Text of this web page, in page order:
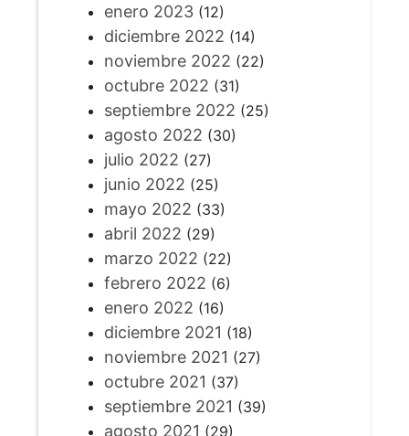
enero 2023(12)
diciembre 2022 (14)
noviembre 2022 (22)
octubre 2022 (31)
septiembre 2022 (25)
agosto 2022 (30)
julio 2022 (27)
junio 2022 (25)
mayo 2022 (33)
abril 2022 (29)
marzo 2022 (22)
febrero 2022 (6)
enero 2022 (16)
diciembre 2021 (18)
noviembre 2021 (27)
octubre 2021 (37)
septiembre 2021 (39)
agosto 2021 (29)